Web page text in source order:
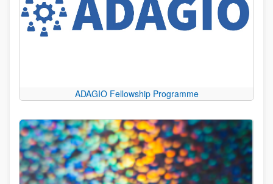
ADAGIO Fellowship Programme